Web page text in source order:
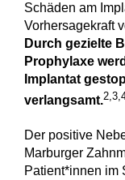
Schäden am
Vorhersagekraft
Durch gezielte
Prophylaxe
Implantat
verlangsamt.
Der positive
Marburger
Patient*innen im